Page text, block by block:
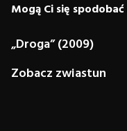
Mogą Ci się
„Droga” (2009)
Zobacz zwiastun